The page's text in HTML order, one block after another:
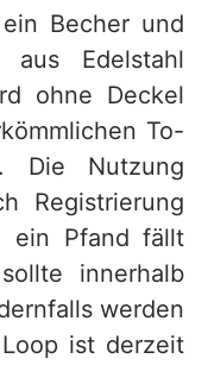
Becher und
Edelstahl
ohne Deckel
To-
Die Nutzung
Registrierung
ein Pfand fällt
innerhalb
werden
ist derzeit